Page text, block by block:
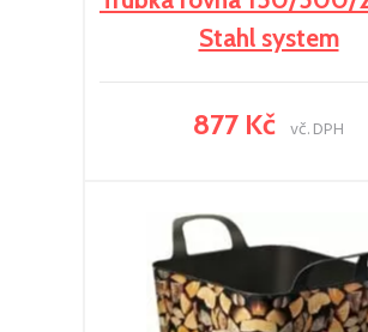
Stahl system
877 Kč vč. DPH